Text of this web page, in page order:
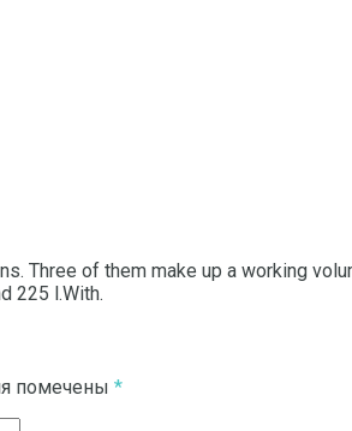
Three of them make up a working
225 l.With.
помечены *